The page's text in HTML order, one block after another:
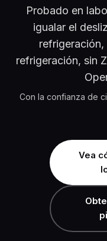
Probado en
igualar el
refrigeración, sin
Con la confianza de
Vea